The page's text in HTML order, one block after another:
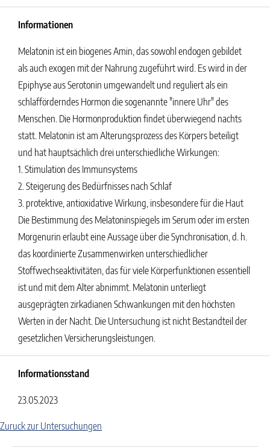
Informationen
Melatonin ist ein biogenes Amin, das sowohl endogen gebildet
als auch exogen mit der Nahrung zugeführt wird. Es wird in der
Epiphyse aus Serotonin umgewandelt und reguliert als ein
schlafförderndes Hormon die sogenannte "innere Uhr" des
Menschen. Die Hormonproduktion findet überwiegend nachts
statt. Melatonin ist am Alterungsprozess des Körpers beteiligt
und hat hauptsächlich drei unterschiedliche Wirkungen:
1. Stimulation des Immunsystems
2. Steigerung des Bedürfnisses nach Schlaf
3. protektive, antioxidative Wirkung, insbesondere für die Haut
Die Bestimmung des Melatoninspiegels im Serum oder im ersten
Morgenurin erlaubt eine Aussage über die Synchronisation, d. h.
das koordinierte Zusammenwirken unterschiedlicher
Stoffwechseaktivitäten, das für viele Körperfunktionen essentiell
ist und mit dem Alter abnimmt. Melatonin unterliegt
ausgeprägten zirkadianen Schwankungen mit den höchsten
Werten in der Nacht. Die Untersuchung ist nicht Bestandteil der
gesetzlichen Versicherungsleistungen.
Informationsstand
23.05.2023
Zuruck zur Untersuchungen